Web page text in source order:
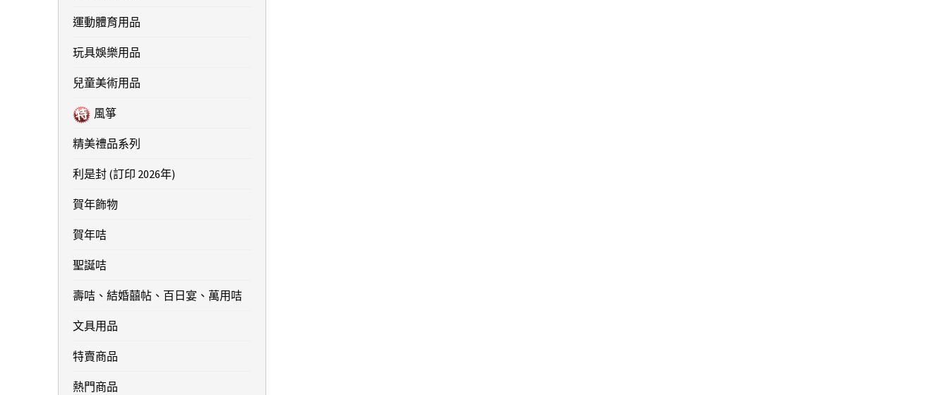
運動體育用品
玩具娛樂用品
兒童美術用品
風箏
精美禮品系列
利是封 (訂印 2026年)
賀年飾物
賀年咭
聖誕咭
壽咭、結婚囍帖、百日宴、萬用咭
文具用品
特賣商品
熱門商品